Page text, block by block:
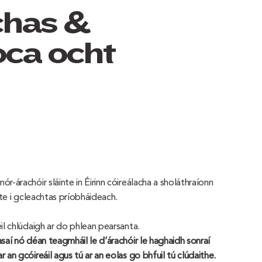
&
árachóir sláinte in Éirinn cóireálacha a sholáthraíonn
i gcleachtas príobháideach.
chlúdaigh ar do phlean pearsanta.
nó déan teagmháil le d’árachóir le haghaidh sonraí
an gcóireáil agus tú ar an eolas go bhfuil tú clúdaithe.